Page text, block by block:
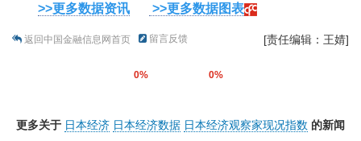
>>更多数据资讯 >>更多数据图表
返回中国金融信息网首页 留言反馈 [责任编辑：王婧]
0% 0%
更多关于 日本经济 日本经济数据 日本经济观察家现况指数 的新闻